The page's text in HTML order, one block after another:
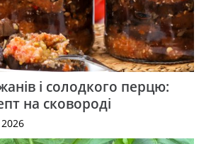
і солодкого перцю:
на сковороді